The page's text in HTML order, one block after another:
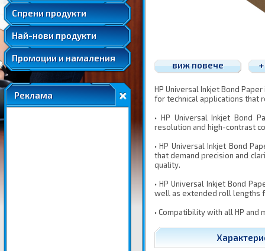
Спрени продукти
Удължени и допълнителни гаранции
Най-нови продукти
Промоции и намаления
Реклама
виж повече
HP Universal Inkjet Bond
for technical applications that
• HP Universal Inkjet Bond
resolution and high-contrast
• HP Universal Inkjet Bond
that demand precision and
quality.
• HP Universal Inkjet Bond
well as extended roll lengths
• Compatibility with all HP